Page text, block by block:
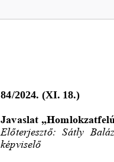
84/2024. (XI. 18.)
Javaslat
Előterjesztő: Sátly
képviselő